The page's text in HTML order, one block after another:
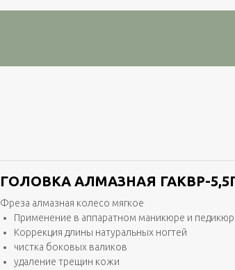
ГОЛОВКА АЛМАЗНАЯ ГАКВР-
Фреза алмазная колесо мягкое
Применение в аппаратном маникюре и
Коррекция длины натуральных ногтей
чистка боковых валиков
удаление трещин кожи